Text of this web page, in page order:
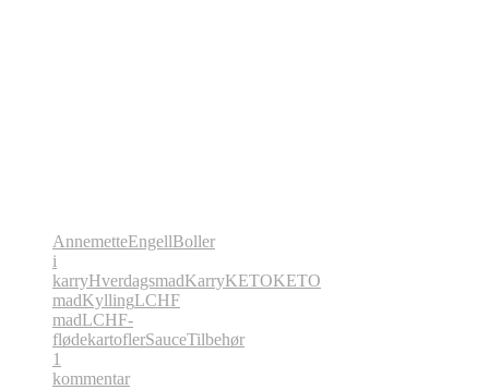
AnnemetteEngellBoller
i
karryHverdagsmadKarryKETOKETO
madKyllingLCHF
madLCHF-
flødekartoflerSauceTilbehør
1
kommentar